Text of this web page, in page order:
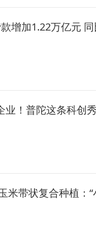
增加1.22万亿元
业！普陀这条科创
米带状复合种植：“